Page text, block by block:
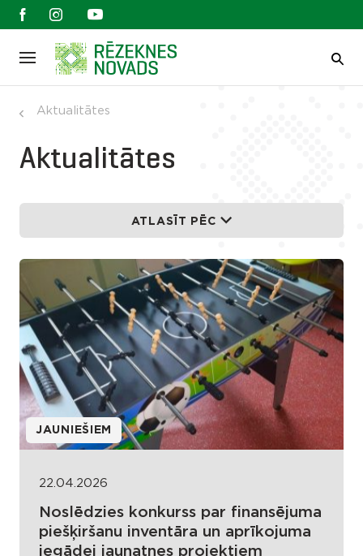
Aktualitātes
Aktualitātes
ATLASĪT PĒC
JAUNIEŠIEM
22.04.2026
Noslēdzies konkurss par finansējuma
piešķiršanu inventāra un aprīkojuma
iegādei jaunatnes projektiem